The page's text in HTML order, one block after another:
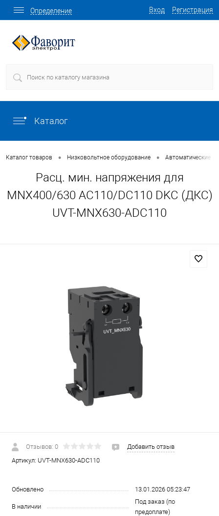
Вход Регистрация
Определение
Каталог
Каталог товаров • Низковольтное оборудование • Автоматические
Расц. мин. напряжения для
MNX400/630 AC110/DC110 DKC (ДКС)
UVT-MNX630-ADC110
Отзывов: 0
Добавить отзыв
Артикул: UVT-MNX630-ADC110
Обновлено 13.01.2026 05:23:47
В наличии
Под заказ (по
предоплате)